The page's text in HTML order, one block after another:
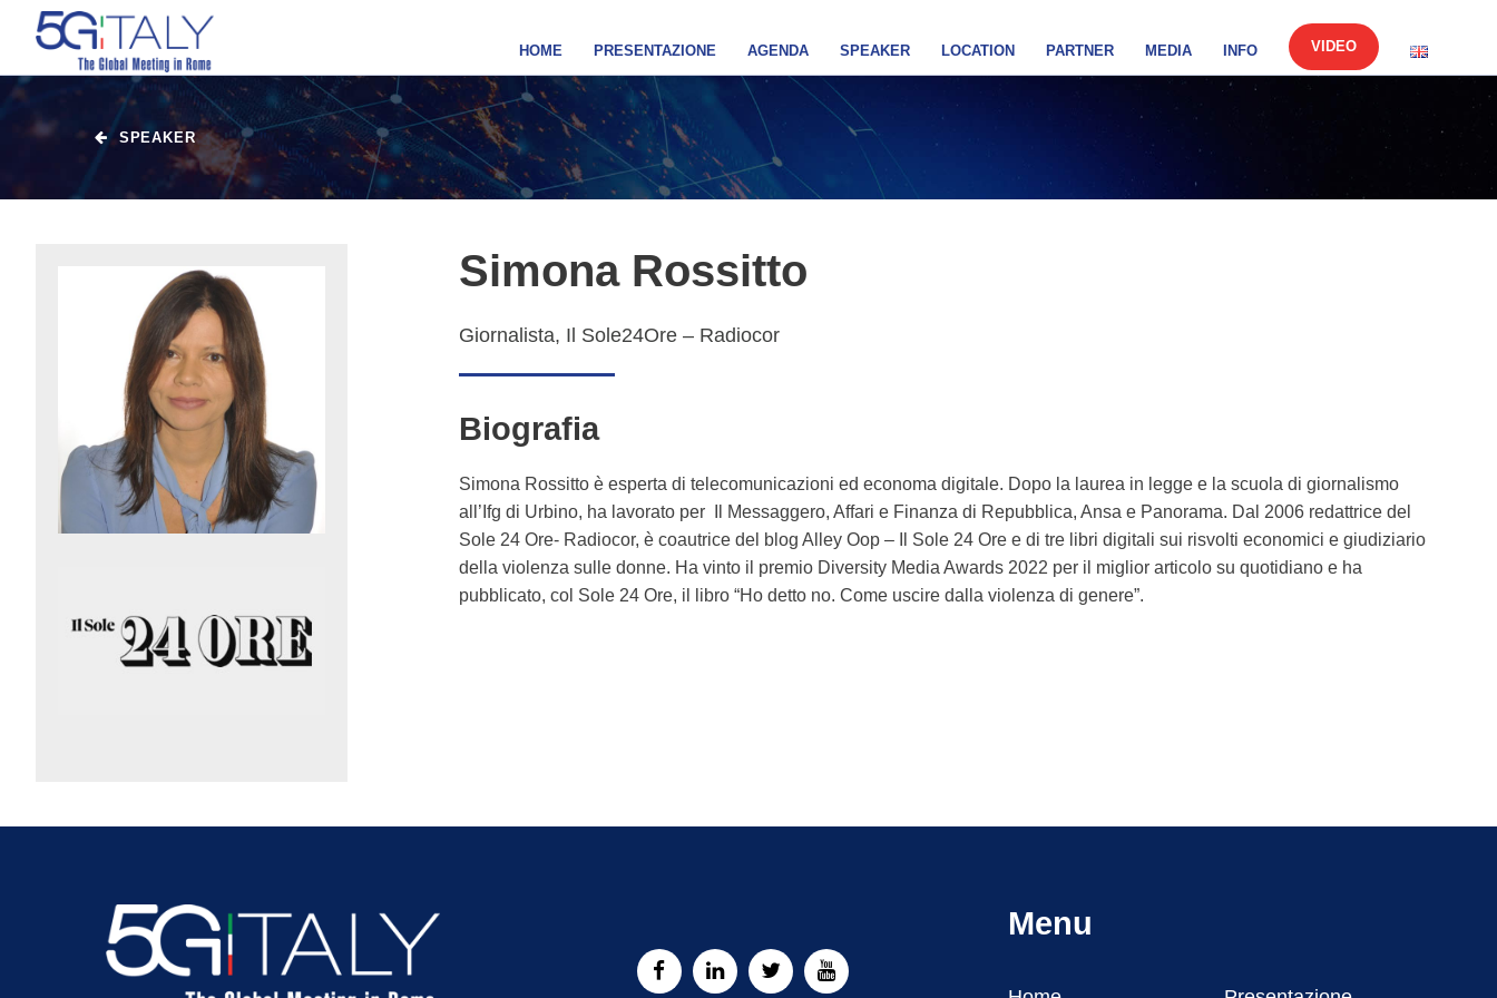
HOME PRESENTAZIONE AGENDA SPEAKER LOCATION PARTNER MEDIA INFO VIDEO
SPEAKER
Simona Rossitto
Giornalista, Il Sole24Ore – Radiocor
Biografia
Simona Rossitto è esperta di telecomunicazioni ed economa digitale. Dopo la laurea in legge e la scuola di giornalismo
all’Ifg di Urbino, ha lavorato per Il Messaggero, Affari e Finanza di Repubblica, Ansa e Panorama. Dal 2006 redattrice del
Sole 24 Ore- Radiocor, è coautrice del blog Alley Oop – Il Sole 24 Ore e di tre libri digitali sui risvolti economici e giudiziario
della violenza sulle donne. Ha vinto il premio Diversity Media Awards 2022 per il miglior articolo su quotidiano e ha
pubblicato, col Sole 24 Ore, il libro “Ho detto no. Come uscire dalla violenza di genere”.
Menu